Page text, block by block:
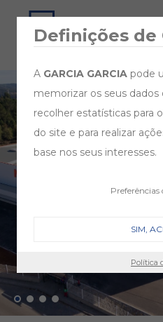
Definições de
A GARCIA GARCIA pode
memorizar os seus dados
recolher estatísticas para
do site e para realizar
base nos seus interesses.
Preferências
SIM,
Política